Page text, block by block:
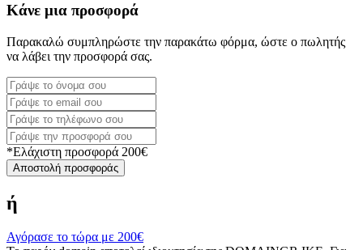
Κάνε μια προσφορά
Παρακαλώ συμπληρώστε την παρακάτω φόρμα, ώστε ο πωλητής
να λάβει την προσφορά σας.
*Ελάχιστη προσφορά 200€
Αποστολή προσφοράς
ή
Αγόρασε το τώρα με 200€